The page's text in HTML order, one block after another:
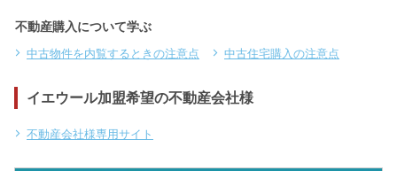
不動産購入について学ぶ
中古物件を内覧するときの注意点 中古住宅購入の注意点
イエウール加盟希望の不動産会社様
不動産会社様専用サイト